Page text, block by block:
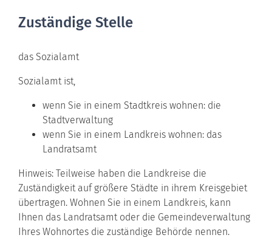
Zuständige Stelle
das Sozialamt
Sozialamt ist,
wenn Sie in einem Stadtkreis wohnen: die
Stadtverwaltung
wenn Sie in einem Landkreis wohnen: das
Landratsamt
Hinweis: Teilweise haben die Landkreise die
Zuständigkeit auf größere Städte in ihrem Kreisgebiet
übertragen. Wohnen Sie in einem Landkreis, kann
Ihnen das Landratsamt oder die Gemeindeverwaltung
Ihres Wohnortes die zuständige Behörde nennen.